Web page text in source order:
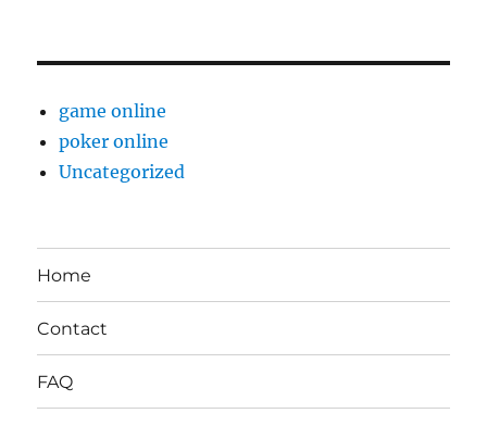
game online
poker online
Uncategorized
Home
Contact
FAQ